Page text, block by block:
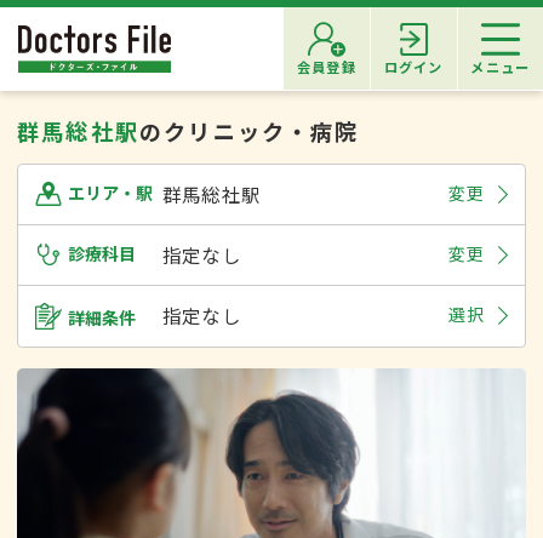
会員登録 ログイン メニュー
群馬総社駅のクリニック・病院
エリア・駅 群馬総社駅 変更
診療科目 指定なし 変更
詳細条件 指定なし 選択